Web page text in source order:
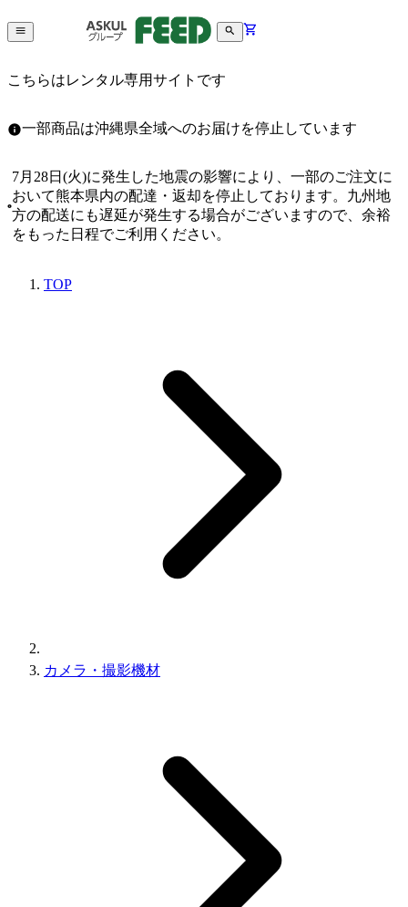
こちらはレンタル専用サイトです
一部商品は沖縄県全域へのお届けを停止しています
7月28日(火)に発生した地震の影響により、一部のご注文に
おいて熊本県内の配達・返却を停止しております。九州地
方の配送にも遅延が発生する場合がございますので、余裕
をもった日程でご利用ください。
TOP
カメラ・撮影機材